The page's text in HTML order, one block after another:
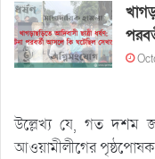
উল্লেখ্য যে, গত দশম
আওয়ামীলীগের